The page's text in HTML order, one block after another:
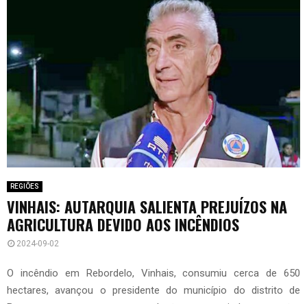
REGIÕES
VINHAIS: AUTARQUIA SALIENTA PREJUÍZOS NA
AGRICULTURA DEVIDO AOS INCÊNDIOS
2024-09-02
O incêndio em Rebordelo, Vinhais, consumiu cerca de 650
hectares, avançou o presidente do município do distrito de